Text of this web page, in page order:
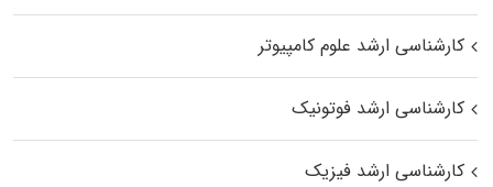
کارشناسی ارشد علوم کامپیوتر
کارشناسی ارشد فوتونیک
کارشناسی ارشد فیزیک